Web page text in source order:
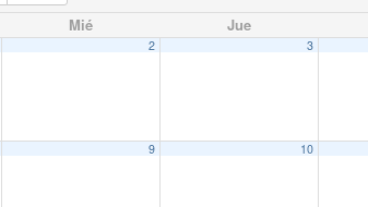
Mié Jue
2 3
9 10